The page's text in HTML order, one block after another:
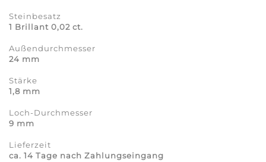
Steinbesatz
1 Brillant 0,02 ct.
Außendurchmesser
24 mm
Stärke
1,8 mm
Loch-Durchmesser
9 mm
Lieferzeit
ca. 14 Tage nach Zahlungseingang